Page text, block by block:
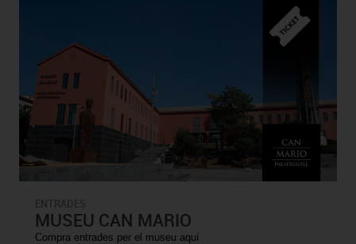
MUSEU CAN MARIO
Compra entrades per el museu aquí